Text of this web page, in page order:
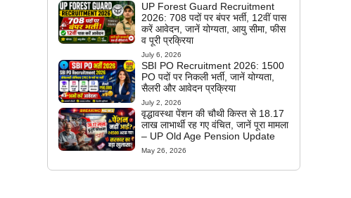
UP Forest Guard Recruitment
2026: 708 पदों पर बंपर भर्ती, 12वीं पास
करें आवेदन, जानें योग्यता, आयु सीमा, फीस
व पूरी प्रक्रिया
July 6, 2026
SBI PO Recruitment 2026: 1500
PO पदों पर निकली भर्ती, जानें योग्यता,
सैलरी और आवेदन प्रक्रिया
July 2, 2026
वृद्धावस्था पेंशन की चौथी किस्त से 18.17
लाख लाभार्थी रह गए वंचित, जानें पूरा मामला
– UP Old Age Pension Update
May 26, 2026